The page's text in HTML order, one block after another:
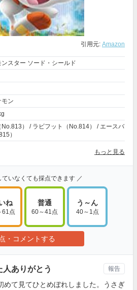
引用元: Amazon
スター ソード・シールド
モン
No.813） / ラビフット（No.814） / エースバ
）
もっと見る
ていなくても採点できます ／
ね
61点
普通
60～41点
う～ん
40～1点
・コメントする
人ありがとう
めて見てひとめぼれしました。うさぎ
報告